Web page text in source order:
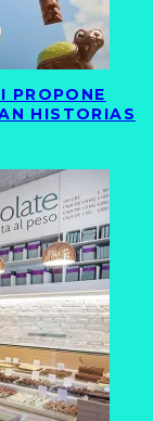
PROPONE
HISTORIAS